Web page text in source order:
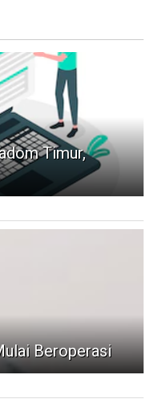
Timur,
Beroperasi